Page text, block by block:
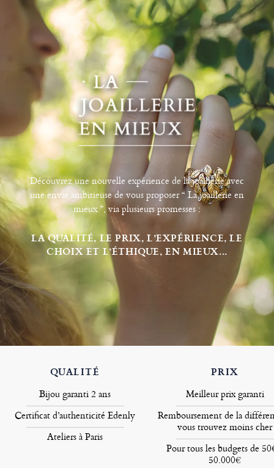
Découvrez une nouvelle expérience de la joaillerie avec
une envie ambitieuse de vous proposer “ La joaillerie en
mieux ”, via plusieurs promesses :
LA QUALITÉ, LE PRIX, L’EXPÉRIENCE, LE
CHOIX ET L’ÉTHIQUE, EN MIEUX...
QUALITÉ
Bijou garanti 2 ans
Certificat d’authenticité Edenly
Ateliers à Paris
PRIX
Meilleur prix garanti
Remboursement de la
vous trouvez moins cher
Pour tous les budgets de
50.000€